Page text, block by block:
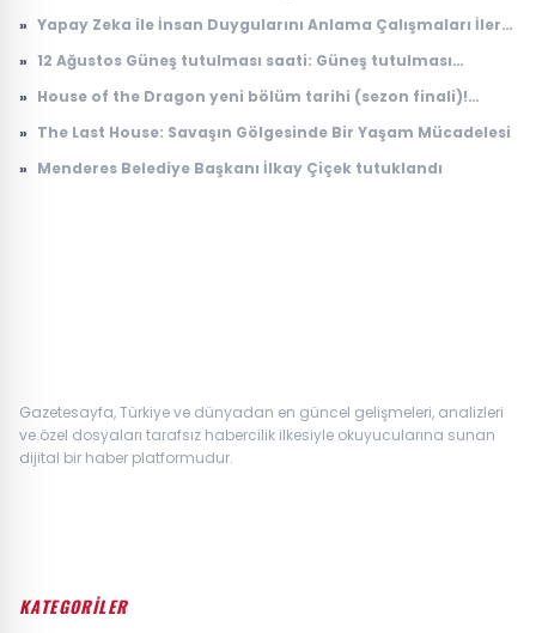
» Yapay Zeka ile İnsan Duygularını Anlama Çalışmaları İleri
» 12 Ağustos Güneş tutulması saati: Güneş tutulması
» House of the Dragon yeni bölüm tarihi (sezon finali)!
yayınlanacak?
» The Last House: Savaşın Gölgesinde Bir Yaşam Mücadelesi
» Menderes Belediye Başkanı İlkay Çiçek tutuklandı
Gazetesayfa, Türkiye ve dünyadan en güncel gelişmeleri, analizleri
ve özel dosyaları tarafsız habercilik ilkesiyle okuyucularına sunan
dijital bir haber platformudur.
KATEGORİLER